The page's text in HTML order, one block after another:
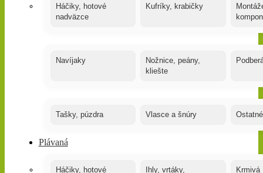
Háčiky, hotové
nadväzce
Kufríky, krabičky
Navíjaky
Nožnice, peány,
kliešte
Tašky, púzdra Vlasce a šnúry
Plávaná
Háčiky, hotové
Ihly, vrtáky,
Krmivá